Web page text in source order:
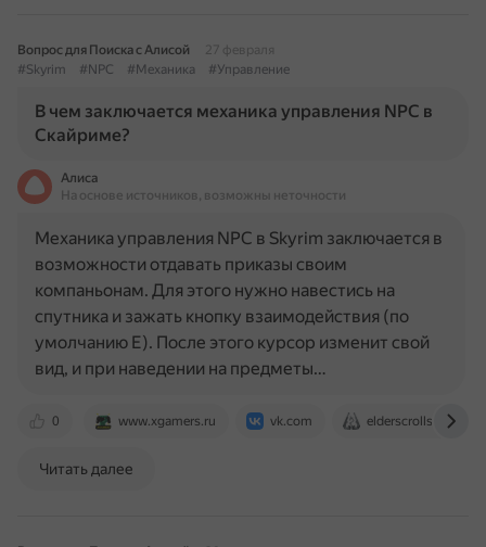
Вопрос для Поиска с Алисой
27 февраля
#Skyrim
#NPC #Механика #Управление
В чем заключается механика управления NPC в
Скайриме?
Алиса
На основе источников, возможны неточности
0 www.xgamers.ru vk.com
Механика управления NPC в Skyrim заключается в
возможности отдавать приказы своим
компаньонам. Для этого нужно навестись на
спутника и зажать кнопку взаимодействия (по
умолчанию Е). После этого курсор изменит свой
вид, и при наведении на предметы…
Читать далее